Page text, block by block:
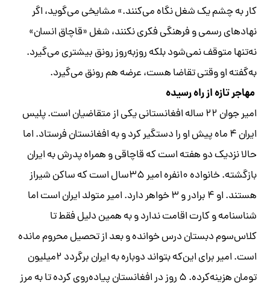
کار به چشم یک شغل نگاه می‌کنند.» مشایخی می‌گوید، اگر
نهادهای رسمی و فرهنگی فکری نکنند، شغل «قاچاق انسان»
نه‌تنها متوقف نمی‌شود بلکه روزبه‌روز رونق بیشتری می‌گیرد.
به‌گفته او وقتی تقاضا هست، عرضه هم رونق می‌گیرد.
مهاجر تازه از راه رسیده
امیر جوان ۲۲ ساله افغانستانی یکی از متقاضیان است. پلیس
ایران ۴ ماه پیش او را دستگیر کرد و به افغانستان فرستاد. اما
حالا نزدیک دو هفته است که قاچاقی و همراه پدرش به ایران
بازگشته. خانواده ۱۰نفره امیر ۳۵‌سال است که ساکن شیراز
هستند. او ۴ برادر و ۳ خواهر دارد. امیر متولد ایران است اما
شناسنامه و کارت اقامت ندارد و به همین دلیل فقط تا
کلاس‌سوم دبستان درس خوانده و بعد از تحصیل محروم مانده
است. امیر برای این‌که بتواند دوباره به ایران برگردد ۲‌میلیون
تومان هزینه‌کرده. ۵ روز در افغانستان پیاده‌روی کرده تا به مرز